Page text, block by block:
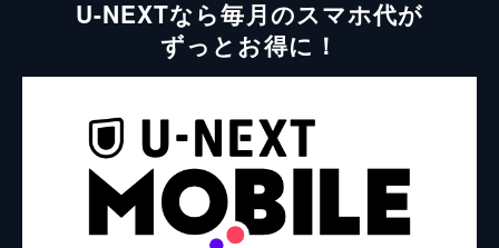
U-NEXTなら毎月のスマホ代が
ずっとお得に！